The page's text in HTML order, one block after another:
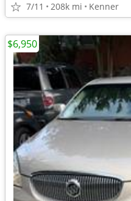
7/11 208k mi Kenner
$6,950